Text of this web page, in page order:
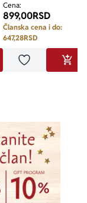
U KORPU
Cena:
899,00RSD
Članska cena i do:
647,28RSD
Dodaj u